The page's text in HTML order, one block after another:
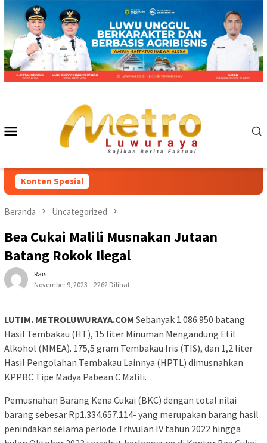
Loncat
ke
konten
Mobile
Konten Spesial
Beranda Uncategorized
Bea Cukai Malili Musnakan Jutaan
Batang Rokok Ilegal
Rais
November 9, 2023
2262 Dilihat
LUTIM. METROLUWURAYA.COM Sebanyak 1.086.950 batang
Hasil Tembakau (HT), 15 liter Minuman Mengandung Etil
Alkohol (MMEA). 175,5 gram Tembakau Iris (TIS), dan 1,2 liter
Hasil Pengolahan Tembakau Lainnya (HPTL) dimusnahkan
KPPBC Tipe Madya Pabean C Malili.
Pemusnahan Barang Kena Cukai (BKC) dengan total nilai
barang sebesar Rp1.334.657.114- yang merupakan barang hasil
penindakan selama periode Triwulan IV tahun 2022 hingga